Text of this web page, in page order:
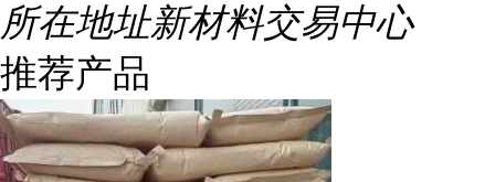
所在地址新材料交易中心
推荐产品